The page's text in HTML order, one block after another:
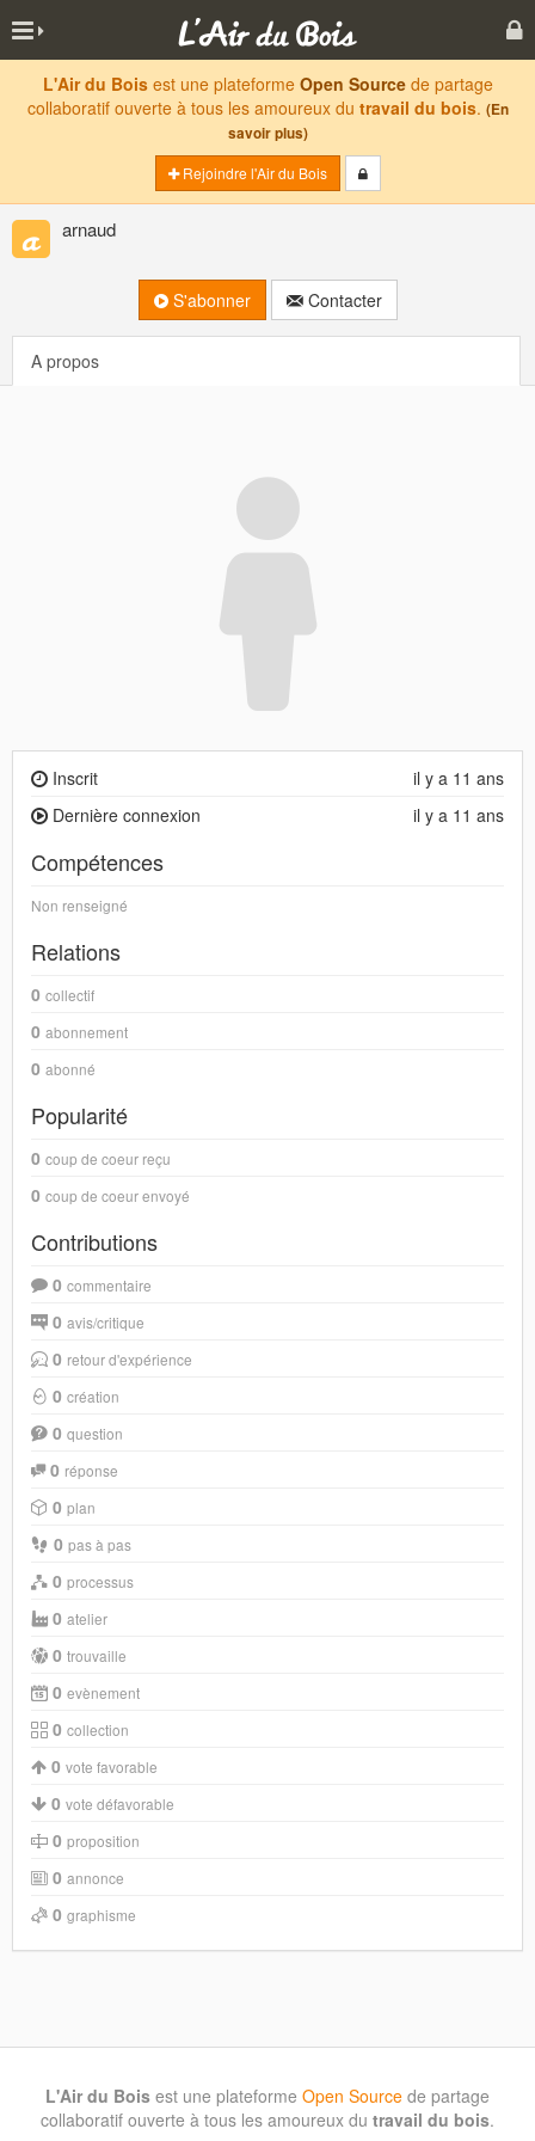
L'Air du Boisest une plateforme Open Sourcede partage
collaboratif ouverte à tous les amoureux du travail du bois. (En
savoir plus)
Rejoindre l'Air du Bois
arnaud
S'abonner Contacter
A propos
il y a 11 ans
Inscrit
il y a 11 ans
Dernière connexion
Compétences
Non renseigné
Relations
0 collectif
0 abonnement
0 abonné
Popularité
0 coup de coeur reçu
0 coup de coeur envoyé
Contributions
0 commentaire
0 avis/critique
0 retour d'expérience
0 création
0 question
0 réponse
0 plan
0 pas à pas
0 processus
0 atelier
0 trouvaille
0 evènement
0 collection
0 vote favorable
0 vote défavorable
0 proposition
0 annonce
0 graphisme
L'Air du Bois est une plateforme Open Source de partage
collaboratif ouverte à tous les amoureux du travail du bois.